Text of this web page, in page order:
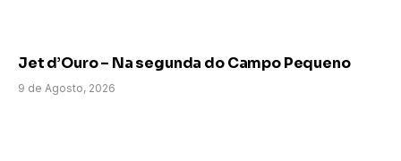
Jet d’Ouro – Na segunda do Campo Pequeno
9 de Agosto, 2026